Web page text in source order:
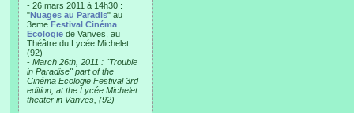
- 26 mars 2011 à 14h30 :
"Nuages au Paradis" au
3eme Festival Cinéma
Ecologie de Vanves, au
Théâtre du Lycée Michelet
(92)
- March 26th, 2011 : "Trouble
in Paradise" part of the
Cinéma Ecologie Festival 3rd
edition, at the Lycée Michelet
theater in Vanves, (92)